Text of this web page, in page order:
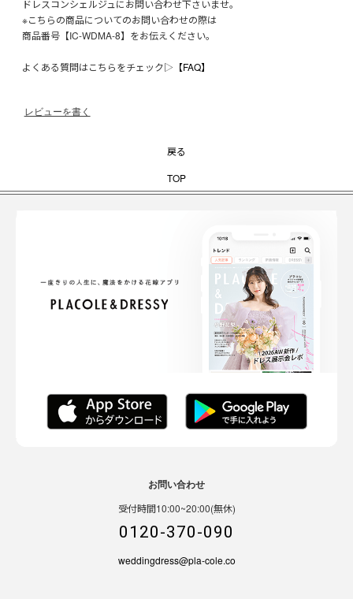
ドレスコンシェルジュにお問い合わせ下さいませ。
※こちらの商品についてのお問い合わせの際は
商品番号【IC-WDMA-8】をお伝えください。
よくある質問はこちらをチェック▷ 【FAQ】
レビューを書く
戻る
TOP
お問い合わせ
受付時間10:00~20:00(無休)
0120-370-090
weddingdress@pla-cole.co